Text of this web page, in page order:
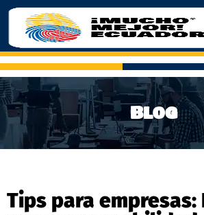
Blog
Tips para empresas: